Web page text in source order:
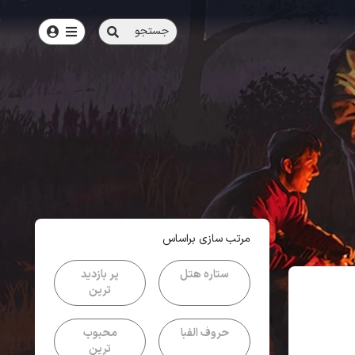
جستجو
مرتب سازی براساس
ستاره هتل
پر بازدید
ترین
حروف الفبا
محبوب
ترین